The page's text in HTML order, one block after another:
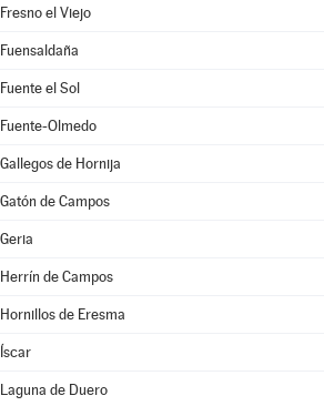
Fresno el Viejo
Fuensaldaña
Fuente el Sol
Fuente-Olmedo
Gallegos de Hornija
Gatón de Campos
Geria
Herrín de Campos
Hornillos de Eresma
Íscar
Laguna de Duero